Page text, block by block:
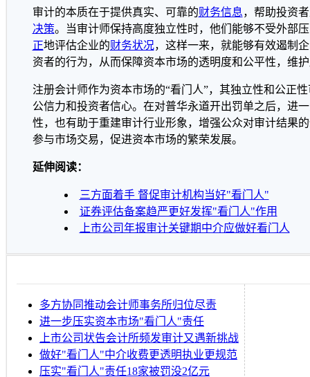
审计的本质在于提供真实、可靠的财务信息，帮助投资
决策。当审计师保持高度独立性时，他们能够不受外部
正地评估企业的财务状况，这样一来，就能够有效遏制
资者的行为，从而保障资本市场的透明度和公平性，维
注册会计师作为资本市场的“看门人”，其独立性和公正
公信力和投资者信心。在对普华永道开出罚单之后，进
性，也有助于重建审计行业形象，增强公众对审计结果
参与市场交易，促进资本市场的繁荣发展。
延伸阅读：
三方面着手 督促审计机构当好"看门人"
证券评估备案趋严更好发挥"看门人"作用
上市公司年报审计关键期中介应做好看门人
多方协同推动会计师事务所归位尽责
进一步压实资本市场"看门人"责任
上市公司状告会计所频发审计又遇新挑战
做好"看门人"中介收费更透明执业更规范
压实"看门人"责任18家被罚没2亿元